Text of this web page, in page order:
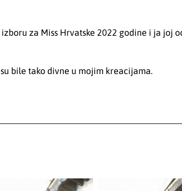
za Miss Hrvatske 2022 godine i ja joj
bile tako divne u mojim kreacijama.